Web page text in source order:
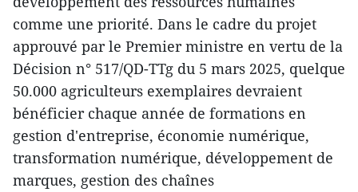
comme une priorité. Dans le cadre du projet
approuvé par le Premier ministre en vertu de la
Décision n° 517/QD-TTg du 5 mars 2025, quelque
50.000 agriculteurs exemplaires devraient
bénéficier chaque année de formations en
gestion d'entreprise, économie numérique,
transformation numérique, développement de
marques, gestion des chaînes